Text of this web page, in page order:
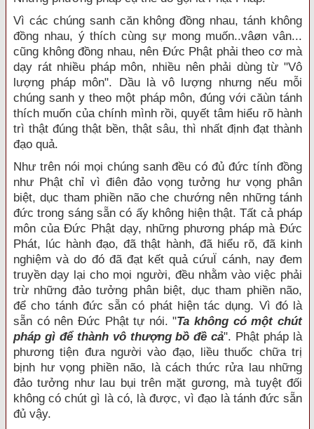
Vì các chúng sanh căn không đồng nhau, tánh không
đồng nhau, ý thích cùng sự mong muốn..vâøn vân...
cũng không đồng nhau, nên Đức Phật phải theo cơ mà
dạy rát nhiều pháp môn, nhiều nên phải dùng từ "Vô
lượng pháp môn". Dầu là vô lượng nhưng nếu mỗi
chúng sanh y theo một pháp môn, đúng với căùn tánh
thích muốn của chính mình rồi, quyết tâm hiểu rõ hành
trì thật đúng thật bền, thật sâu, thì nhất định đạt thành
đạo quả.
Như trên nói mọi chúng sanh đều có đủ đức tính đồng
như Phật chỉ vì điên đảo vọng tưởng hư vọng phân
biệt, dục tham phiền não che chướng nên những tánh
đức trong sáng sẵn có ấy không hiện thật. Tất cả pháp
môn của Đức Phật dạy, những phương pháp mà Đức
Phát, lúc hành đạo, đã thật hành, đã hiểu rõ, đã kinh
nghiệm và do đó đã đạt kết quả cứuÏ cánh, nay đem
truyền dạy lại cho mọi người, đều nhằm vào việc phải
trừ những đảo tưởng phân biệt, dục tham phiền não,
để cho tánh đức sẵn có phát hiện tác dụng. Vì đó là
sẵn có nên Đức Phật tự nói. "Ta không có một chút
pháp gì để thành vô thượng bồ đề cả". Phật pháp là
phương tiện đưa người vào đạo, liều thuốc chữa trị
bịnh hư vọng phiền não, là cách thức rửa lau những
đảo tưởng như lau bụi trên mặt gương, mà tuyệt đối
không có chút gì là có, là được, vì đạo là tánh đức sẵn
đủ vậy.